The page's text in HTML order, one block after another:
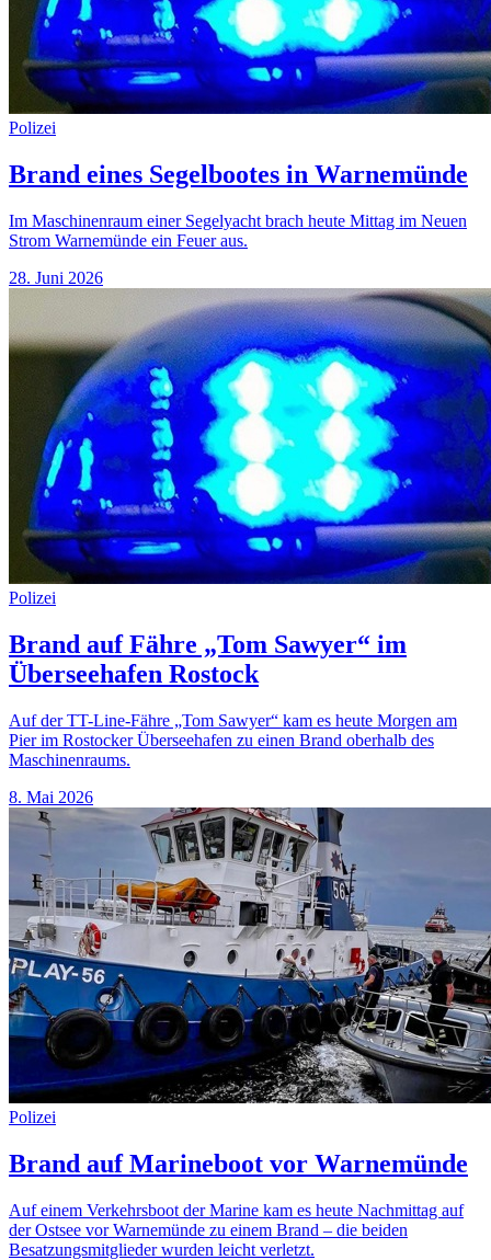
Polizei
Brand eines Segelbootes in Warnemünde
Im Maschinenraum einer Segelyacht brach heute Mittag im Neuen
Strom Warnemünde ein Feuer aus.
28. Juni 2026
Polizei
Brand auf Fähre „Tom Sawyer“ im
Überseehafen Rostock
Auf der TT-Line-Fähre „Tom Sawyer“ kam es heute Morgen am
Pier im Rostocker Überseehafen zu einen Brand oberhalb des
Maschinenraums.
8. Mai 2026
Polizei
Brand auf Marineboot vor Warnemünde
Auf einem Verkehrsboot der Marine kam es heute Nachmittag auf
der Ostsee vor Warnemünde zu einem Brand – die beiden
Besatzungsmitglieder wurden leicht verletzt.